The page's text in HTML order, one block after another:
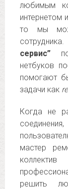
любимым
интернетом
то мы
сервис” по
нетбуков
помогают
задачи как
Когда не
мастер
решить